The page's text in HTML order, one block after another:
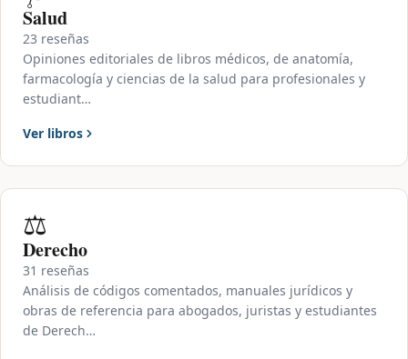
Salud
23 reseñas
Opiniones editoriales de libros médicos, de anatomía,
farmacología y ciencias de la salud para profesionales y
estudiant…
Ver libros
⚖️
Derecho
31 reseñas
Análisis de códigos comentados, manuales jurídicos y
obras de referencia para abogados, juristas y estudiantes
de Derech…